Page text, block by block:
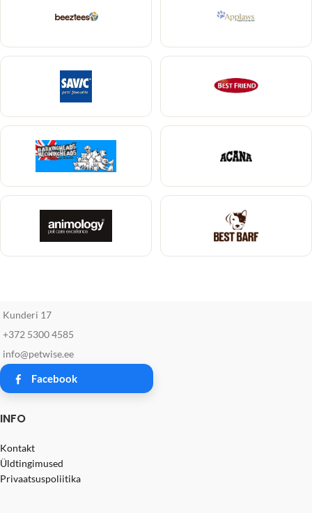
Kunderi 17
+372 5300 4585
info@petwise.ee
Facebook
INFO
Kontakt
Üldtingimused
Privaatsuspoliitika